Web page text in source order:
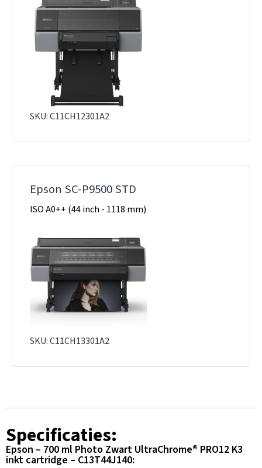
SKU: C11CH12301A2
Epson SC-P9500 STD
ISO A0++ (44 inch - 1118 mm)
SKU: C11CH13301A2
Specificaties:
Epson – 700 ml Photo Zwart UltraChrome® PRO12 K3
inkt cartridge – C13T44J140: